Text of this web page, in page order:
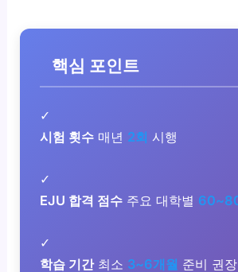
핵심 포인트
✓
시험 횟수 매년 2회 시행
✓
EJU 합격 점수 주요 대학별
✓
학습 기간최소 3~6개월 준비 권장